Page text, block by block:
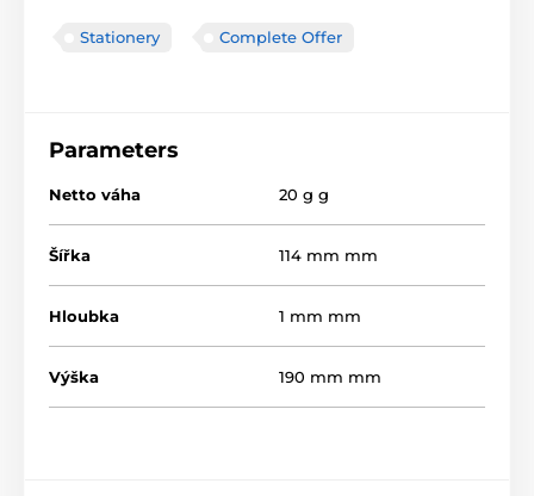
Stationery Complete Offer
Parameters
Netto váha 20 g g
Šířka 114 mm mm
Hloubka 1 mm mm
Výška 190 mm mm